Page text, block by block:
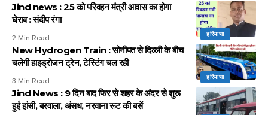
हरियाणा
Jind news : 25 को परिवहन मंत्री आवास का होगा
घेराव : संदीप रंगा
2 Min Read
हरियाणा
New Hydrogen Train : सोनीपत से दिल्ली के बीच
चलेगी हाइड्रोजन ट्रेन, टेस्टिंग चल रही
3 Min Read
Jind News : 9 दिन बाद फिर से शहर के अंदर से शुरू
हुई हांसी, बरवाला, अंसध, नरवाना रूट की बसें